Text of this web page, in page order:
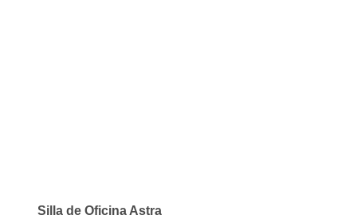
Silla de Oficina Astra